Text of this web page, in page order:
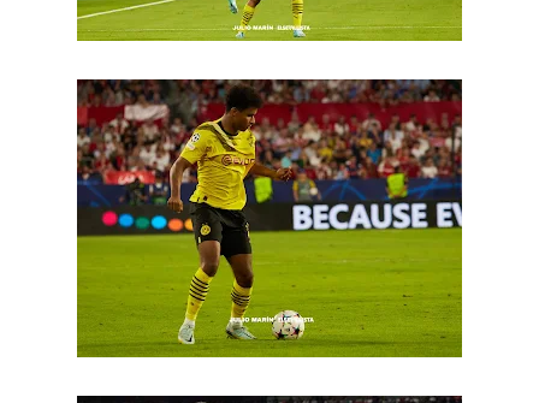
Odysseas Vlachodimos: “El objetivo es mejorar la
temporada pasada”
El Sevilla FC empieza a inscribir a los nuevos
fichajes
Opinión | "Carta abierta a Alberto Flores" por Rafa
El Sevilla oficializa el traspaso de Sow